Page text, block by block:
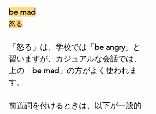
be mad
怒る
「怒る」は、学校では「be angry」と
習いますが、カジュアルな会話では、
上の「be mad 」の方がよく使われま
す。
前置詞を付けるときは、以下が一般的